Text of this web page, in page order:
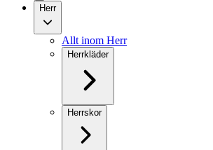
Herr
Allt inom Herr
Herrkläder
Herrskor